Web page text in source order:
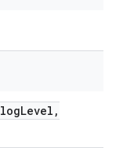
logLevel ,